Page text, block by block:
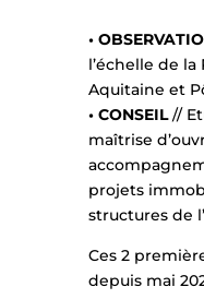
•
l’échelle de
Aquitaine et
• CONSEIL//
maîtrise
projets
structures de
Ces 2
depuis mai